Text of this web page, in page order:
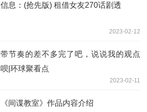
信息：(抢先版) 租借女友270话剧透
2023-02-12
带节奏的差不多完了吧，说说我的观点
呗|环球聚看点
2023-02-11
《间谍教室》作品内容介绍